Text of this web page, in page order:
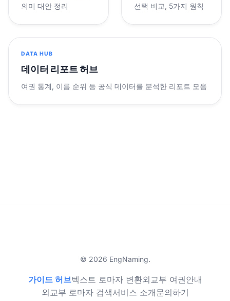
의미 대안 정리
선택 비교, 5가지 원칙
DATA HUB
데이터 리포트 허브
여권 통계, 이름 순위 등 공식 데이터를 분석한 리포트 모음
© 2026 EngNaming.
가이드 허브텍스트 로마자 변환외교부 여권안내
외교부 로마자 검색서비스 소개문의하기